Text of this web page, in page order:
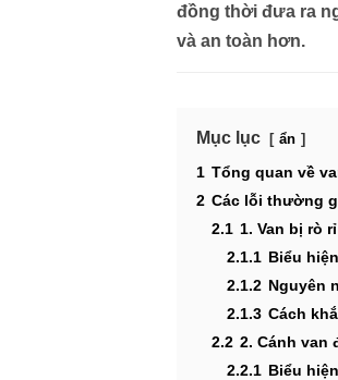
đồng thời đưa ra
và an toàn hơn.
Mục lục ẩn
1 Tổng quan về
2 Các lỗi thường
2.1 1. Van bị rò
2.1.1 Biểu
2.1.2 Nguyên
2.1.3 Cách
2.2 2. Cánh van
2.2.1 Biểu